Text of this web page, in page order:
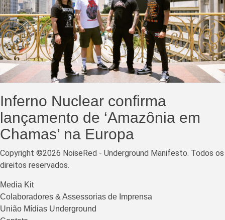
Inferno Nuclear confirma
lançamento de ‘Amazônia em
Chamas’ na Europa
Copyright ©2026 NoiseRed - Underground Manifesto. Todos os
direitos reservados.
Media Kit
Colaboradores & Assessorias de Imprensa
União Mídias Underground